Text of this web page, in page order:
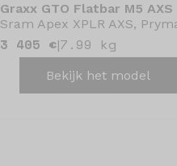
Graxx GTO Flatbar M5 AXS
Sram Apex XPLR AXS,
3 405 €|7.99 kg
Bekijk het model